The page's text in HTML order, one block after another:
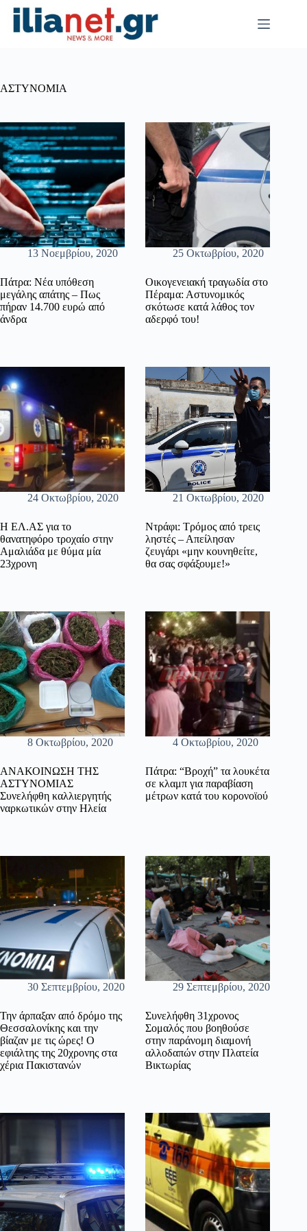
Μετάβαση
στο
περιεχόμενο
ΑΣΤΥΝΟΜΙΑ
13 Νοεμβρίου, 2020
Πάτρα: Νέα υπόθεση
μεγάλης απάτης – Πως
πήραν 14.700 ευρώ από
άνδρα
25 Οκτωβρίου, 2020
Οικογενειακή τραγωδία στο
Πέραμα: Αστυνομικός
σκότωσε κατά λάθος τον
αδερφό του!
24 Οκτωβρίου, 2020
Η ΕΛ.ΑΣ για το
θανατηφόρο τροχαίο στην
Αμαλιάδα με θύμα μία
23χρονη
21 Οκτωβρίου, 2020
Ντράφι: Τρόμος από τρεις
ληστές – Απείλησαν
ζευγάρι «μην κουνηθείτε,
θα σας σφάξουμε!»
8 Οκτωβρίου, 2020
ΑΝΑΚΟΙΝΩΣΗ ΤΗΣ
ΑΣΤΥΝΟΜΙΑΣ
Συνελήφθη καλλιεργητής
ναρκωτικών στην Ηλεία
4 Οκτωβρίου, 2020
Πάτρα: “Βροχή” τα λουκέτα
σε κλαμπ για παραβίαση
μέτρων κατά του κορονοϊού
30 Σεπτεμβρίου, 2020
Την άρπαξαν από δρόμο της
Θεσσαλονίκης και την
βίαζαν με τις ώρες! Ο
εφιάλτης της 20χρονης στα
χέρια Πακιστανών
29 Σεπτεμβρίου, 2020
Συνελήφθη 31χρονος
Σομαλός που βοηθούσε
στην παράνομη διαμονή
αλλοδαπών στην Πλατεία
Βικτωρίας